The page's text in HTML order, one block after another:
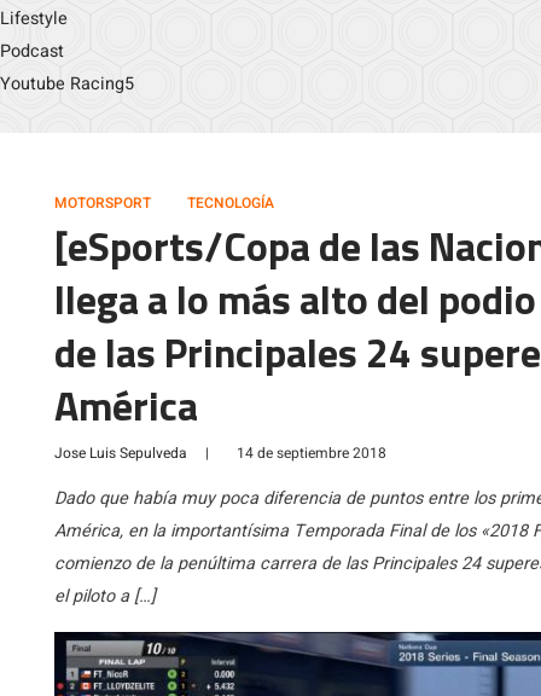
Lifestyle
Podcast
Youtube Racing5
MOTORSPORT TECNOLOGÍA
[eSports/Copa de las
llega a lo más alto del
de las Principales 24
América
Jose Luis Sepulveda | 14 de septiembre 2018
Dado que había muy poca diferencia de puntos entre los
América, en la importantísima Temporada Final de los «2018
comienzo de la penúltima carrera de las Principales 24
el piloto a […]